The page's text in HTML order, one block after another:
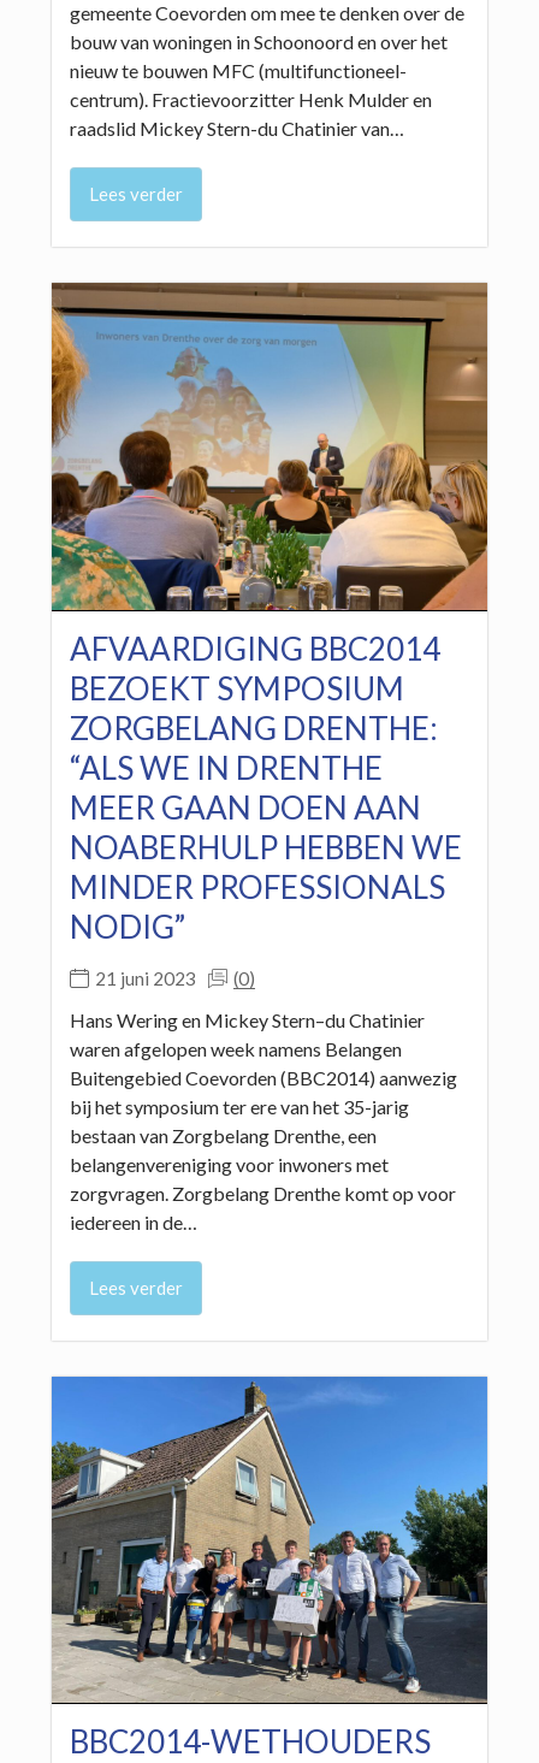
gemeente Coevorden om mee te denken over de
bouw van woningen in Schoonoord en over het
nieuw te bouwen MFC (multifunctioneel-
centrum). Fractievoorzitter Henk Mulder en
raadslid Mickey Stern-du Chatinier van…
Lees verder
AFVAARDIGING BBC2014
BEZOEKT SYMPOSIUM
ZORGBELANG DRENTHE:
“ALS WE IN DRENTHE
MEER GAAN DOEN AAN
NOABERHULP HEBBEN WE
MINDER PROFESSIONALS
NODIG”
21 juni 2023 (0)
Hans Wering en Mickey Stern–du Chatinier
waren afgelopen week namens Belangen
Buitengebied Coevorden (BBC2014) aanwezig
bij het symposium ter ere van het 35-jarig
bestaan van Zorgbelang Drenthe, een
belangenvereniging voor inwoners met
zorgvragen. Zorgbelang Drenthe komt op voor
iedereen in de…
Lees verder
BBC2014-WETHOUDERS